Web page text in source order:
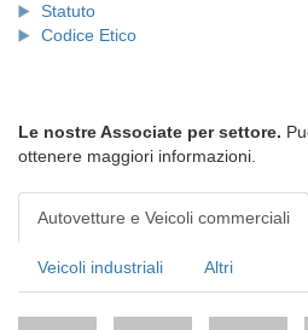
Statuto
Codice Etico
Le nostre Associate per settore.
ottenere maggiori informazioni.
Autovetture e Veicoli commerciali
Veicoli industriali Altri